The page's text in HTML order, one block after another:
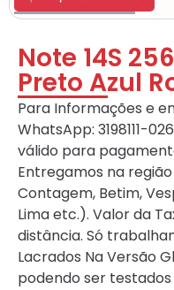
Note 14S
Preto Azul
Para Informações e
WhatsApp: 3198111-
válido para
Entregamos na
Contagem, Betim,
Lima etc.). Valor da
distância. Só
Lacrados Na Versão
podendo ser